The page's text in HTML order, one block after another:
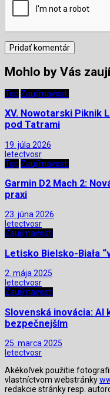
Mohlo by Vás
Top Zaujímavosti
XV. Nowotarski Piknik
pod Tatrami
19. júla 2026
letectvosr
Top Zaujímavosti
Garmin D2 Mach 2:
praxi
23. júna 2026
letectvosr
Zaujímavosti
Letisko Bielsko-Biała
2. mája 2025
letectvosr
Zaujímavosti
Slovenská inovácia:
bezpečnejším
25. marca 2025
letectvosr
Akékoľvek použitie
vlastníctvom webstránky
redakcie stránky resp.